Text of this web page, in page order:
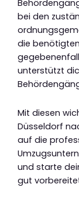
bei den
die
unterstützt
Mit diesen
Düsseldorf
auf die
und starte
gut